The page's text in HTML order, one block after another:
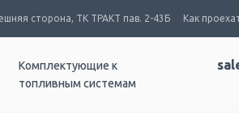
сторона, ТК ТРАКТ пав. 2-43Б Как
Комплектующие к
топливным системам